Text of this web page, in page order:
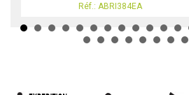
Réf.: ABRI384EA